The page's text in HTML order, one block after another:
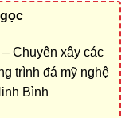
Chuyên xây các
trình đá mỹ nghệ
Bình